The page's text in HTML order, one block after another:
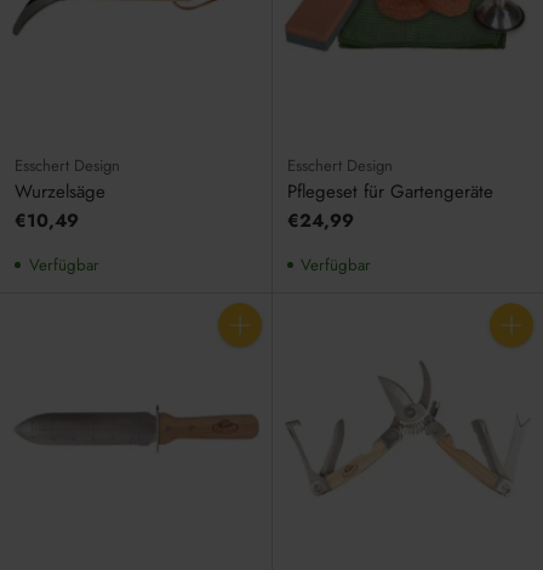
Esschert Design
Wurzelsäge
€10,49
Verfügbar
Esschert Design
Pflegeset für Gartengeräte
€24,99
Verfügbar
Anzahl Anzahl